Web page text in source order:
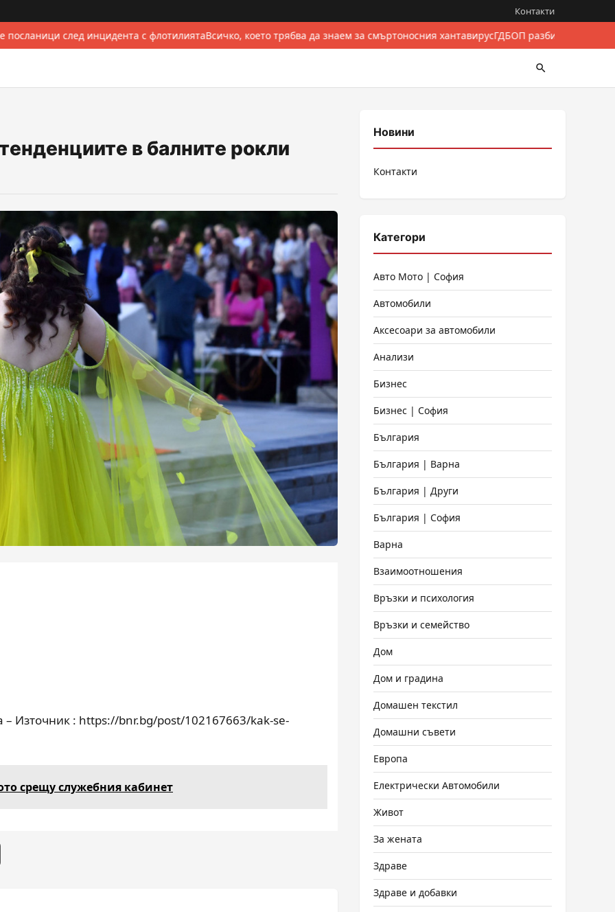
Контакти
след инцидента с флотилиятаВсичко, което трябва да знаем за смъртоносния хантавирусГДБОП разби
в балните рокли
– Източник : https://bnr.bg/post/102167663/kak-se-
срещу служебния кабинет
Новини
Контакти
Категори
Авто Мото | София
Автомобили
Аксесоари за автомобили
Анализи
Бизнес
Бизнес | София
България
България | Варна
България | Други
България | София
Варна
Взаимоотношения
Връзки и психология
Връзки и семейство
Дом
Дом и градина
Домашен текстил
Домашни съвети
Европа
Електрически Автомобили
Живот
За жената
Здраве
Здраве и добавки